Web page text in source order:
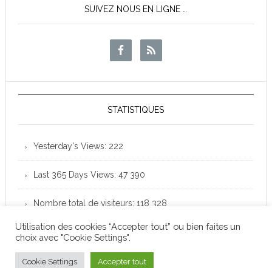
SUIVEZ NOUS EN LIGNE …
STATISTIQUES
Yesterday's Views: 222
Last 365 Days Views: 47 390
Nombre total de visiteurs: 118 328
Club Loisirs Léo Lagrange de Colomiers - Copyright
© 2026 - Mentions légales
Utilisation des cookies “Accepter tout” ou bien faites un
choix avec "Cookie Settings".
Cookie Settings Accepter tout